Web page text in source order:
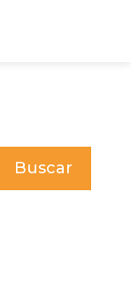
Buscar